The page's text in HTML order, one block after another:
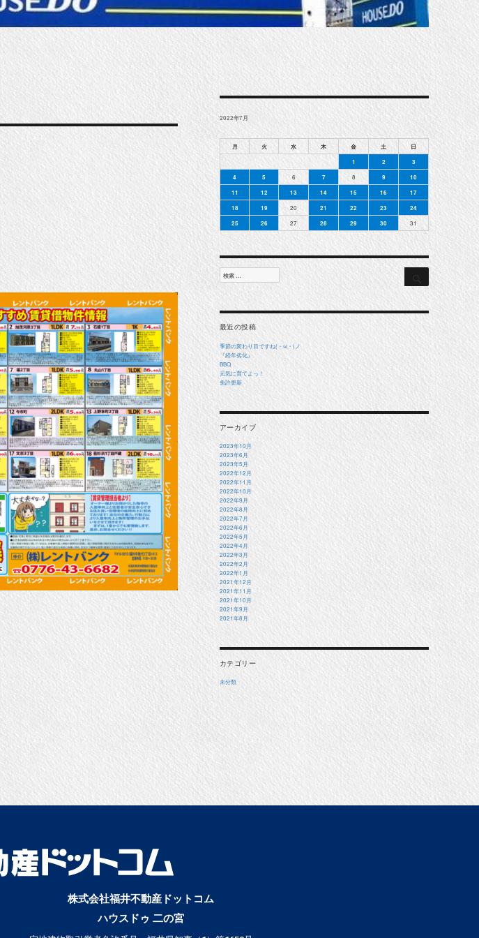
2022年7月
月 火 水 木 金 土
日
1
2
3
4
5 6 7 8 9
10
11
12 13 14 15 16
17
18
19 20 21 22 23
24
25
26 27 28 29 30 31
索
検
最近の投稿
季節の変わり目ですね(・ω・)ノ
『経年劣化』
BBQ
元気に育てよっ！
免許更新
アーカイブ
2023年10月
2023年6月
2023年5月
2022年12月
2022年11月
2022年10月
2022年9月
2022年8月
2022年7月
2022年6月
2022年5月
2022年4月
2022年3月
2022年2月
2022年1月
2021年12月
2021年11月
2021年10月
2021年9月
2021年8月
カテゴリー
未分類
株式会社福井不動産ドットコム
ハウスドゥ 二の宮